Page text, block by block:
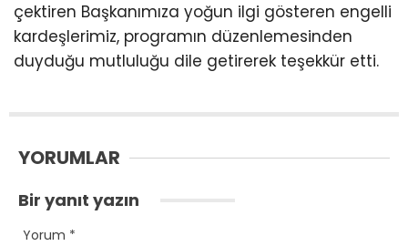
çektiren Başkanımıza yoğun ilgi gösteren engelli
kardeşlerimiz, programın düzenlemesinden
duyduğu mutluluğu dile getirerek teşekkür etti.
YORUMLAR
Bir yanıt yazın
Yorum *